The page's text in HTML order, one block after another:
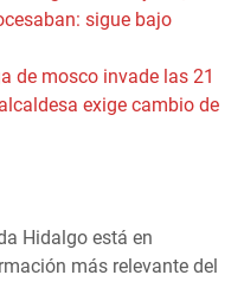
sigue bajo
de mosco invade las 21
exige cambio de
Hidalgo está en
más relevante del